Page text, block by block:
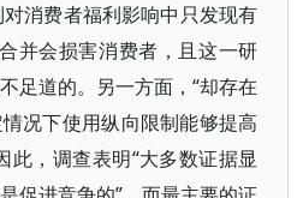
消费者福利影响中只发现有
并会损害消费者，且这一研
足道的。另一方面，“却存在
况下使用纵向限制能够提高
此，调查表明“大多数证据显